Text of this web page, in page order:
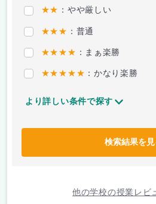
★★ ：やや厳しい
★★★ ：普通
★★★★ ：まぁ楽勝
★★★★★ ：かなり楽勝
より詳しい条件で探す
検索結果を見
他の学校の授業レビ